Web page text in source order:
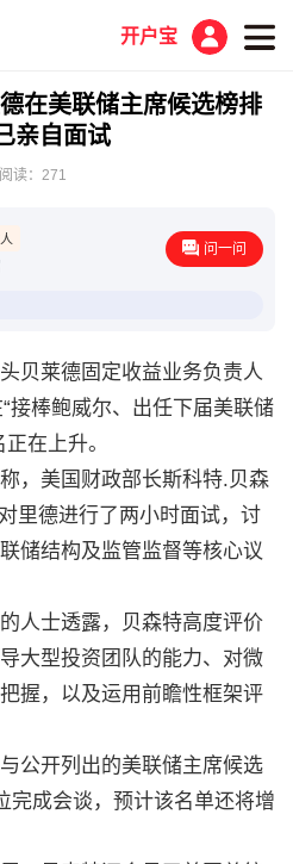
开户宝
在美联储主席候选榜排
亲自面试
阅读：271
问一问
莱德固定收益业务负责人
接棒鲍威尔、出任下届美联储
在上升。
美国财政部长斯科特.贝森
里德进行了两小时面试，讨
储结构及监管监督等核心议
士透露，贝森特高度评价
大型投资团队的能力、对微
握，以及运用前瞻性框架评
开列出的美联储主席候选
完成会谈，预计该名单还将增